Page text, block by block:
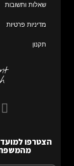
שאלות ותשובות
מדיניות פרטיות
תקנון
הצטרפו